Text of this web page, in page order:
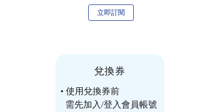
立即訂閱
兌換券
• 使用兌換券前
需先加入/登入會員帳號